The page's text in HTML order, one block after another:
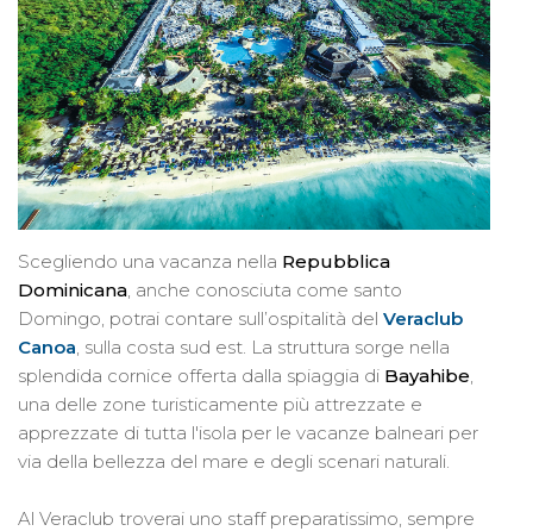
Scegliendo una vacanza nella Repubblica
Dominicana , anche conosciuta come santo
Domingo, potrai contare sull’ospitalità del Veraclub
Canoa , sulla costa sud est. La struttura sorge nella
splendida cornice offerta dalla spiaggia di Bayahibe
una delle zone turisticamente più attrezzate e
apprezzate di tutta l'isola per le vacanze balneari per
via della bellezza del mare e degli scenari naturali.
Al Veraclub troverai uno staff preparatissimo, sempre